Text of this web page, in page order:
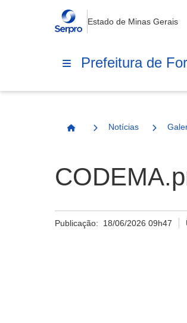
Estado de Minas Gerais
Prefeitura de
Página Inicial
Notícias
Publicação: 18/06/2026 09h47